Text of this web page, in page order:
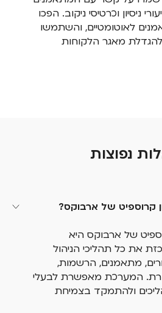
ניסיון וכרטיסי ניקוב. הפכו
לאוטומטיים, והשתמשו
להגדלת מאגר הלקוחות
נפוצות
קרוספיט של ארבוקס?
של ארבוקס היא
את כל תהליכי הניהול
מתאמנים, הרשמות,
המערכת מאפשרת לבעלי
ולהתמקד בצמיחת